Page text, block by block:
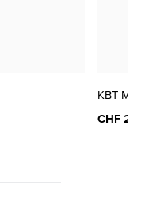
KBT
CHF